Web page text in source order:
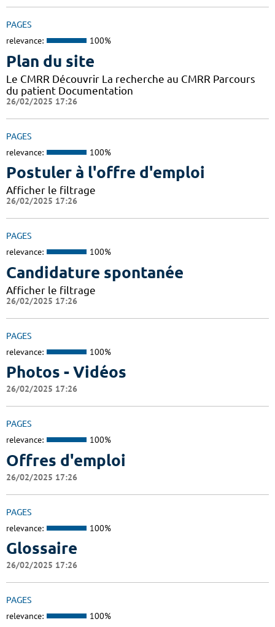
PAGES
relevance: 100%
Plan du site
Le CMRR Découvrir La recherche au CMRR Parcours
du patient Documentation
26/02/2025 17:26
PAGES
relevance: 100%
Postuler à l'offre d'emploi
Afficher le filtrage
26/02/2025 17:26
PAGES
relevance: 100%
Candidature spontanée
Afficher le filtrage
26/02/2025 17:26
PAGES
relevance: 100%
Photos - Vidéos
26/02/2025 17:26
PAGES
relevance: 100%
Offres d'emploi
26/02/2025 17:26
PAGES
relevance: 100%
Glossaire
26/02/2025 17:26
PAGES
relevance: 100%